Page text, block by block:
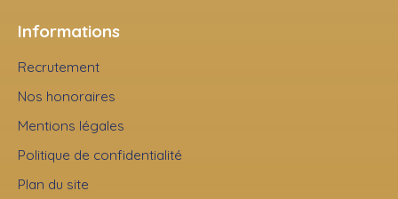
Informations
Recrutement
Nos honoraires
Mentions légales
Politique de confidentialité
Plan du site